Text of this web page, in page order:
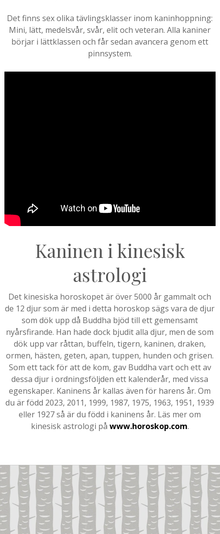
Det finns sex olika tävlingsklasser inom kaninhoppning:
Mini, lätt, medelsvår, svår, elit och veteran. Alla kaniner
börjar i lättklassen och får sedan avancera genom ett
pinnsystem.
Kaninen i kinesisk
astrologi
Det kinesiska horoskopet är över 5000 år gammalt och
de 12 djur som är med i detta horoskop sägs vara de djur
som dök upp då Buddha bjöd till ett gemensamt
nyårsfirande. Han hade dock bjudit alla djur, men de som
dök upp var råttan, buffeln, tigern, kaninen, draken,
ormen, hästen, geten, apan, tuppen, hunden och grisen.
Som ett tack för att de kom, gav Buddha vart och ett av
dessa djur i ordningsföljden ett kalenderår, med vissa
egenskaper. Kaninens år kallas även för harens år. Om
du är född 2023, 2011, 1999, 1987, 1975, 1963, 1951, 1939
eller 1927 så är du född i kaninens år. Läs mer om
kinesisk astrologi på www.horoskop.com.